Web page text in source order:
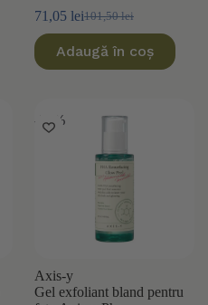
101,50lei
Prețul
a
fost:
71,05 leiPrețul
este:
71,05 lei.
Adaugă în coș
-30%
Axis-y
Gel exfoliant bland pentru